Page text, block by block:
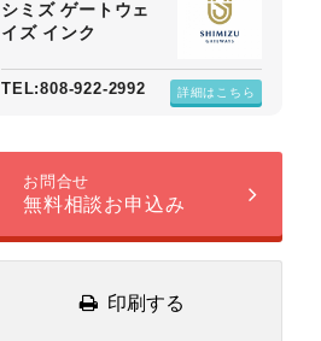
シミズ ゲートウェ
イズ インク
TEL:808-922-2992 詳細はこちら
お問合せ
無料相談お申込み
印刷する